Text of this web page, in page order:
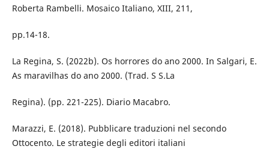
Roberta Rambelli. Mosaico Italiano, XIII, 211,
pp.14-18.
La Regina, S. (2022b). Os horrores do ano 2000. In Salgari, E.
As maravilhas do ano 2000. (Trad. S S.La
Regina). (pp. 221-225). Diario Macabro.
Marazzi, E. (2018). Pubblicare traduzioni nel secondo
Ottocento. Le strategie degli editori italiani